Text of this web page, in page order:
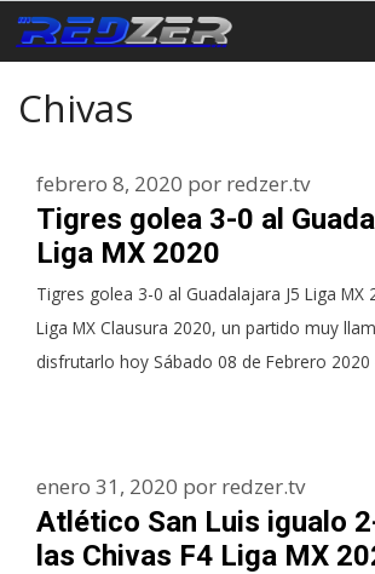
Saltar
al
Chivas
Tigres golea 3-0 al
Liga MX 2020
febrero 8, 2020 por redzer.tv
Tigres golea 3-0 al Guadalajara J5 Liga MX
Liga MX Clausura 2020, un partido muy
disfrutarlo hoy Sábado 08 de Febrero
Atlético San Luis igualo
las Chivas F4 Liga MX
enero 31, 2020 por redzer.tv